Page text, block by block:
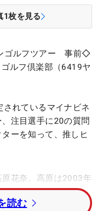
1枚を見る
ゴルフツアー 事前◇
ルフ倶楽部（6419ヤ
れているマイナビネ
注目選手に20の質問
ーを知って、推しヒ
花奈。高原は2003年
インツアーでは、今季
位タイに入った。昨
読む